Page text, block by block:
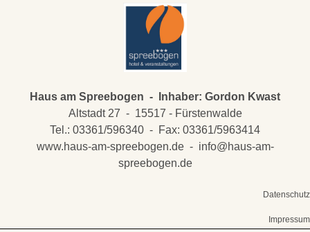
Haus am Spreebogen - Inhaber: Gordon Kwast
Altstadt 27 - 15517 - Fürstenwalde
Tel.: 03361/596340 - Fax: 03361/5963414
www.haus-am-spreebogen.de - info@haus-am-
spreebogen.de
Datenschutz
Impressum